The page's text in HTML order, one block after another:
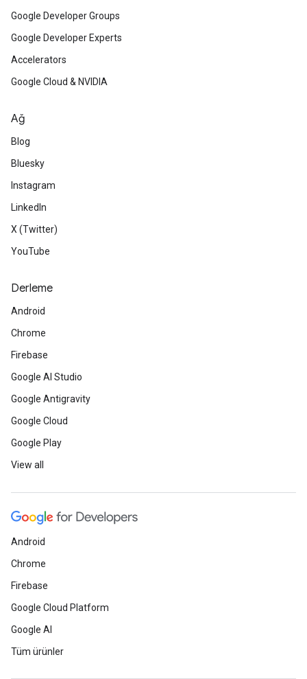
Google Developer Groups
Google Developer Experts
Accelerators
Google Cloud & NVIDIA
Ağ
Blog
Bluesky
Instagram
LinkedIn
X (Twitter)
YouTube
Derleme
Android
Chrome
Firebase
Google AI Studio
Google Antigravity
Google Cloud
Google Play
View all
Android
Chrome
Firebase
Google Cloud Platform
Google AI
Tüm ürünler